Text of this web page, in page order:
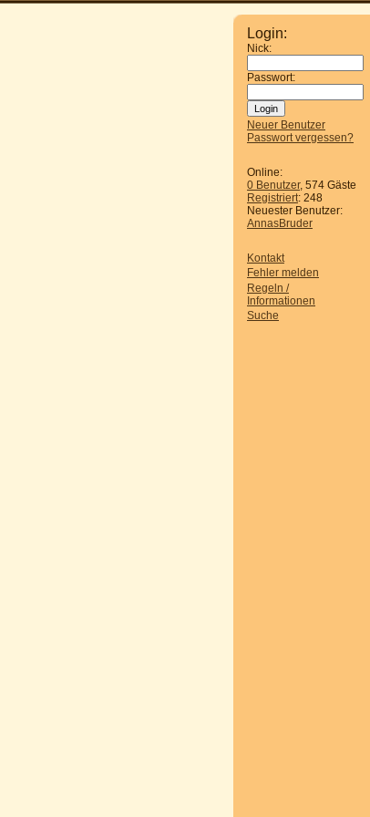
Login:
Nick:
Passwort:
Neuer Benutzer
Passwort vergessen?
Online:
0 Benutzer, 574 Gäste
Registriert: 248
Neuester Benutzer:
AnnasBruder
Kontakt
Fehler melden
Regeln /
Informationen
Suche